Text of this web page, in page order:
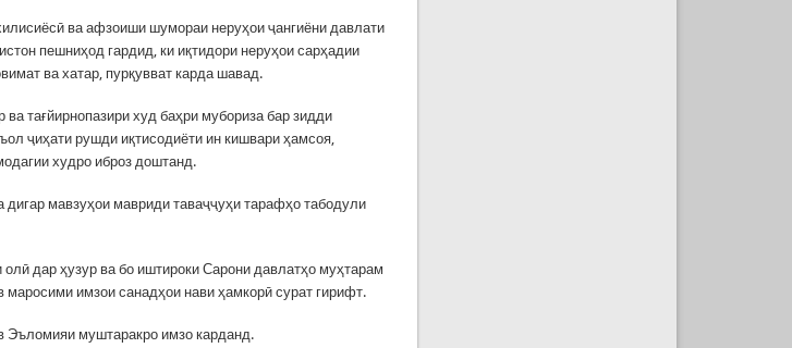
ва афзоиши шумораи неруҳои ҷангиёни давлати
пешниҳод гардид, ки иқтидори неруҳои сарҳадии
ва хатар, пурқувват карда шавад.
тағйирнопазири худ баҳри мубориза бар зидди
ҷиҳати рушди иқтисодиёти ин кишвари ҳамсоя,
худро иброз доштанд.
мавзуҳои мавриди таваҷҷуҳи тарафҳо табодули
дар ҳузур ва бо иштироки Сарони давлатҳо муҳтарам
имзои санадҳои нави ҳамкорӣ сурат гирифт.
муштаракро имзо карданд.